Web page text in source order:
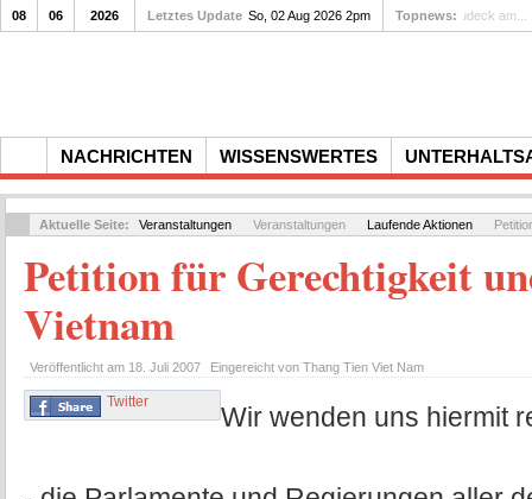
NACHRICHTEN WISSENSWERTES
08 06 2026 Letztes Update So, 02 Aug 2026 2pm Topnews:
Aktuelle Seite: Veranstaltungen Veranstaltungen Laufende Aktionen
Petition für Gerechtigkeit
Vietnam
Veröffentlicht am 18. Juli 2007 Eingereicht von Thang Tien Viet Nam
Twitter Wir wenden uns hiermit